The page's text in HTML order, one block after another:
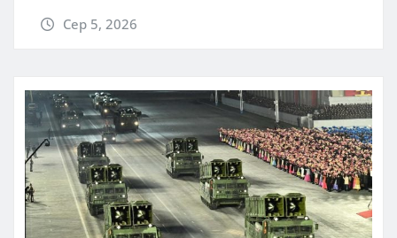
Сер 5, 2026